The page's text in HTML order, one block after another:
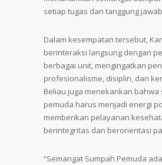
setiap tugas dan tanggung
Dalam kesempatan tersebut,
berinteraksi langsung dengan
berbagai unit, mengingatkan
profesionalisme, disiplin, dan
Beliau juga menekankan bahwa
pemuda harus menjadi energi
memberikan pelayanan
berintegritas dan berorientasi
“Semangat Sumpah Pemuda